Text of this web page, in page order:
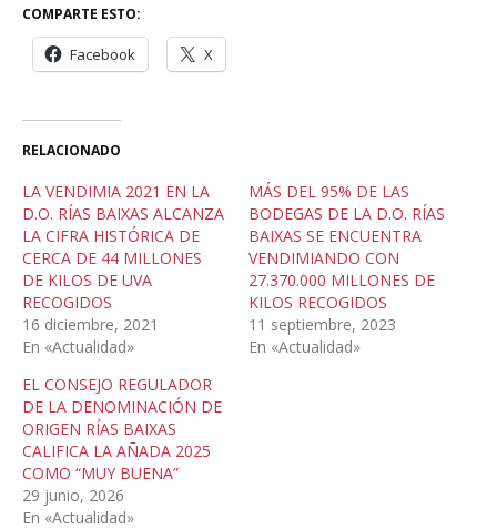
COMPARTE ESTO:
Facebook X
RELACIONADO
LA VENDIMIA 2021 EN LA
D.O. RÍAS BAIXAS ALCANZA
LA CIFRA HISTÓRICA DE
CERCA DE 44 MILLONES
DE KILOS DE UVA
RECOGIDOS
16 diciembre, 2021
En «Actualidad»
MÁS DEL 95% DE LAS
BODEGAS DE LA D.O. RÍAS
BAIXAS SE ENCUENTRA
VENDIMIANDO CON
27.370.000 MILLONES DE
KILOS RECOGIDOS
11 septiembre, 2023
En «Actualidad»
EL CONSEJO REGULADOR
DE LA DENOMINACIÓN DE
ORIGEN RÍAS BAIXAS
CALIFICA LA AÑADA 2025
COMO “MUY BUENA”
29 junio, 2026
En «Actualidad»